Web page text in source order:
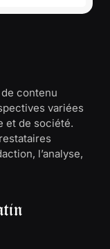
contenu
variées
et de société.
l’analyse,